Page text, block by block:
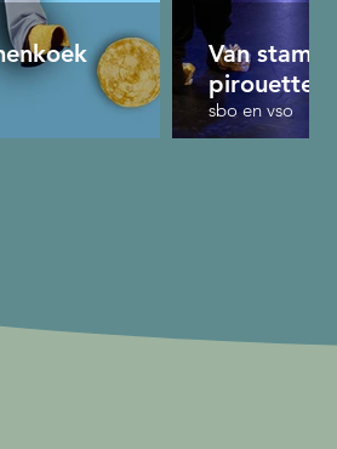
Van
pirouette
sbo en vso